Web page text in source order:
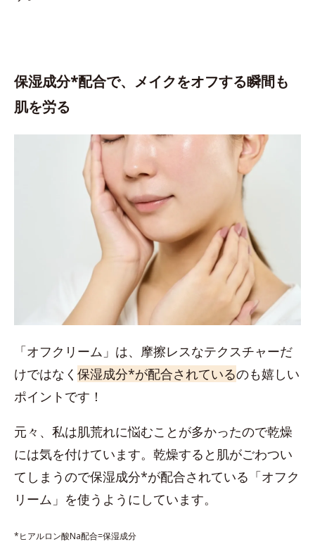
保湿成分*配合で、メイクをオフする瞬間も
肌を労る
「オフクリーム」は、摩擦レスなテクスチャーだ
けではなく 保湿成分*が配合されているのも嬉しい
ポイントです！
元々、私は肌荒れに悩むことが多かったので乾燥
には気を付けています。乾燥すると肌がごわつい
てしまうので保湿成分*が配合されている「オフク
リーム」を使うようにしています。
*ヒアルロン酸Na配合=保湿成分